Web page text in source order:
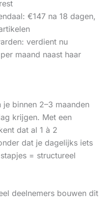
€147 na 18 dagen,
verdient nu
maand naast haar
binnen 2–3 maanden
krijgen. Met een
dat al 1 à 2
dat je dagelijks iets
= structureel
deelnemers bouwen dit